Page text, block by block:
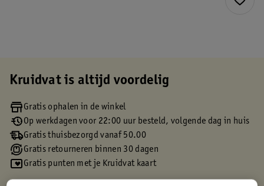
Kruidvat is altijd voordelig
Gratis ophalen in de winkel
Op werkdagen voor 22:00 uur besteld, volgende dag in huis
Gratis thuisbezorgd vanaf 50.00
Gratis retourneren binnen 30 dagen
Gratis punten met je Kruidvat kaart